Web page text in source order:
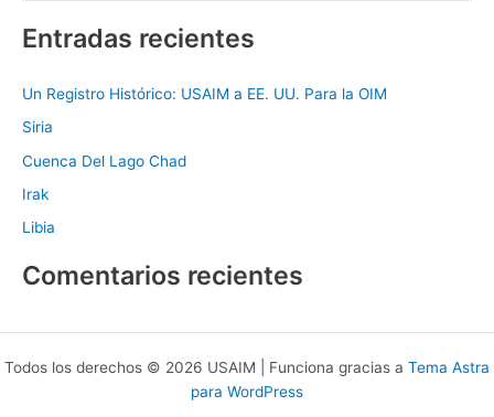
s
a
r
p
o
Entradas recientes
Un Registro Histórico: USAIM a EE. UU. Para la OIM
Siria
Cuenca Del Lago Chad
Irak
Libia
Comentarios recientes
Todos los derechos © 2026 USAIM | Funciona gracias a Tema Astra
para WordPress